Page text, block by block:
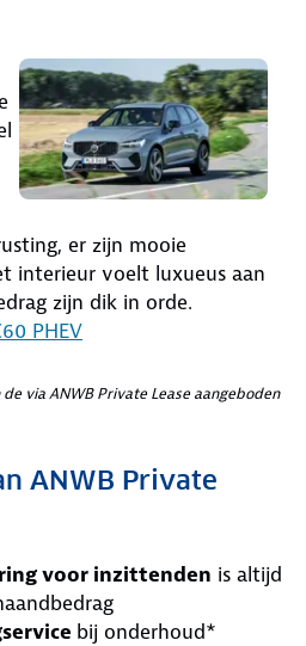
er zijn mooie
interieur voelt luxueus aan
zijn dik in orde.
PHEV
via ANWB Private Lease aangeboden
ANWB Private
voor inzittenden is altijd
bij onderhoud*